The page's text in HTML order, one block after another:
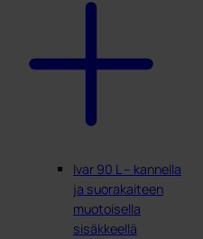
Ivar 90 L – kannella
ja suorakaiteen
muotoisella
sisäkkeellä